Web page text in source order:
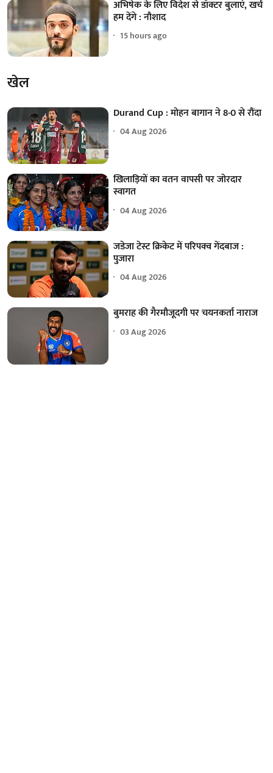
अभिषेक के लिए विदेश से डॉक्टर बुलाएं, खर्च
हम देंगे : नौशाद
15 hours ago
खेल
Durand Cup : मोहन बागान ने 8-0 से रौंदा
04 Aug 2026
खिलाड़ियों का वतन वापसी पर जोरदार
स्वागत
04 Aug 2026
जडेजा टेस्ट क्रिकेट में परिपक्व गेंदबाज :
पुजारा
04 Aug 2026
बुमराह की गैरमौजूदगी पर चयनकर्ता नाराज
03 Aug 2026